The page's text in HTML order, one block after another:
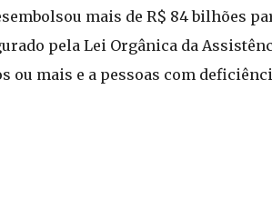
mais de R$ 84 bilhões
pela Lei Orgânica da
mais e a pessoas com